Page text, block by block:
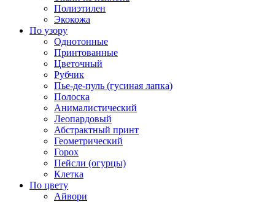
Полиэтилен
Экокожа
По узору
Однотонные
Принтованные
Цветочный
Рубчик
Пье-де-пуль (гусиная лапка)
Полоска
Анималистический
Леопардовый
Абстрактный принт
Геометрический
Горох
Пейсли (огурцы)
Клетка
По цвету
Айвори